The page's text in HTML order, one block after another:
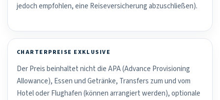
jedoch empfohlen, eine Reiseversicherung abzuschließen).
CHARTERPREISE EXKLUSIVE
Der Preis beinhaltet nicht die APA (Advance Provisioning
Allowance), Essen und Getränke, Transfers zum und vom
Hotel oder Flughafen (können arrangiert werden), optionale